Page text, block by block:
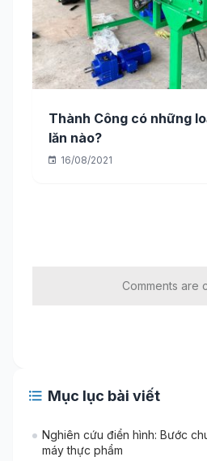
Thành Công có những
lăn nào?
16/08/2021
Comments are
Mục lục bài viết
Nghiên cứu điển hình: Bước
máy thực phẩm